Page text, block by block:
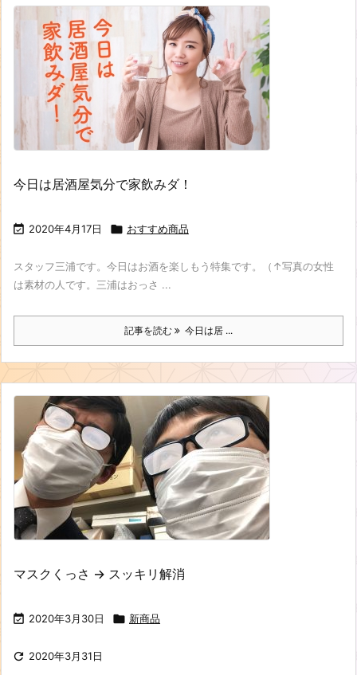
今日は居酒屋気分で家飲みダ！
 2020年4月17日  おすすめ商品
スタッフ三浦です。今日はお酒を楽しもう特集です。（↑写真の女性
は素材の人です。三浦はおっさ ...
記事を読む 今日は居 ...
マスクくっさ → スッキリ解消
 2020年3月30日  新商品
 2020年3月31日